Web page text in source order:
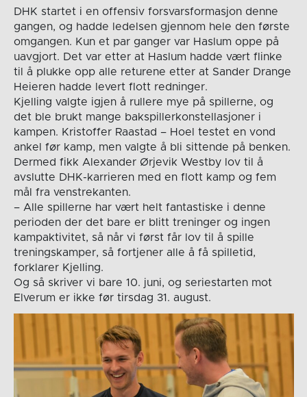
DHK startet i en offensiv forsvarsformasjon denne
gangen, og hadde ledelsen gjennom hele den første
omgangen. Kun et par ganger var Haslum oppe på
uavgjort. Det var etter at Haslum hadde vært flinke
til å plukke opp alle returene etter at Sander Drange
Heieren hadde levert flott redninger.
Kjelling valgte igjen å rullere mye på spillerne, og
det ble brukt mange bakspillerkonstellasjoner i
kampen. Kristoffer Raastad – Hoel testet en vond
ankel før kamp, men valgte å bli sittende på benken.
Dermed fikk Alexander Ørjevik Westby lov til å
avslutte DHK-karrieren med en flott kamp og fem
mål fra venstrekanten.
– Alle spillerne har vært helt fantastiske i denne
perioden der det bare er blitt treninger og ingen
kampaktivitet, så når vi først får lov til å spille
treningskamper, så fortjener alle å få spilletid,
forklarer Kjelling.
Og så skriver vi bare 10. juni, og seriestarten mot
Elverum er ikke før tirsdag 31. august.